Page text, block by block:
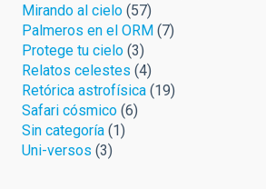
Mirando al cielo (57)
Palmeros en el ORM (7)
Protege tu cielo (3)
Relatos celestes (4)
Retórica astrofísica (19)
Safari cósmico (6)
Sin categoría (1)
Uni-versos (3)